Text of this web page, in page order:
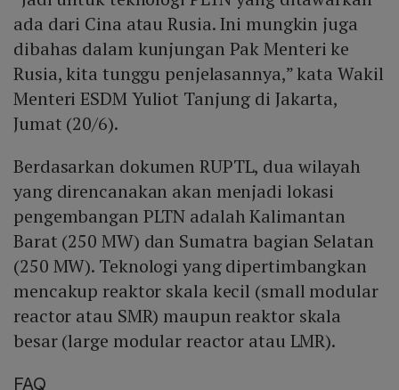
ada dari Cina atau Rusia. Ini mungkin juga
dibahas dalam kunjungan Pak Menteri ke
Rusia, kita tunggu penjelasannya,” kata Wakil
Menteri ESDM Yuliot Tanjung di Jakarta,
Jumat (20/6).
Berdasarkan dokumen RUPTL, dua wilayah
yang direncanakan akan menjadi lokasi
pengembangan PLTN adalah Kalimantan
Barat (250 MW) dan Sumatra bagian Selatan
(250 MW). Teknologi yang dipertimbangkan
mencakup reaktor skala kecil (small modular
reactor atau SMR) maupun reaktor skala
besar (large modular reactor atau LMR).
FAQ